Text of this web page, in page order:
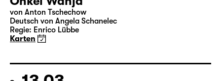
Mi 10.03.
19:30 Große Bühne
Onkel Wanja
Regie: Enrico Lübbe
Karten